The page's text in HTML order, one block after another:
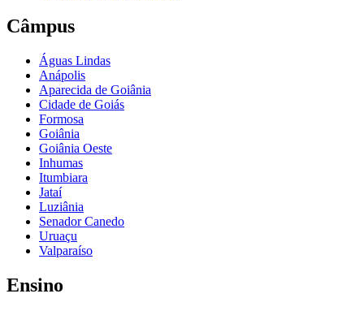
Câmpus
Águas Lindas
Anápolis
Aparecida de Goiânia
Cidade de Goiás
Formosa
Goiânia
Goiânia Oeste
Inhumas
Itumbiara
Jataí
Luziânia
Senador Canedo
Uruaçu
Valparaíso
Ensino